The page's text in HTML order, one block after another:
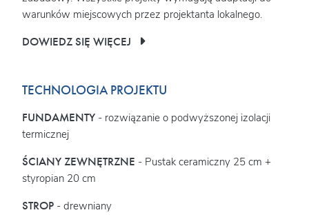
warunków miejscowych przez projektanta lokalnego.
DOWIEDZ SIĘ WIĘCEJ
TECHNOLOGIA PROJEKTU
FUNDAMENTY - rozwiązanie o podwyższonej izolacji
termicznej
ŚCIANY ZEWNĘTRZNE - Pustak ceramiczny 25 cm +
styropian 20 cm
STROP - drewniany